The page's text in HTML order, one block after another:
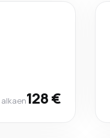
alkaen128 €